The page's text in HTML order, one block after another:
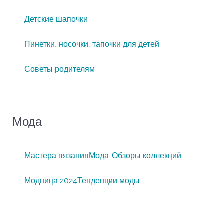
Детские шапочки
Пинетки, носочки, тапочки для детей
Советы родителям
Мода
Мастера вязанияМода. Обзоры коллекций
Модница 2024Тенденции моды